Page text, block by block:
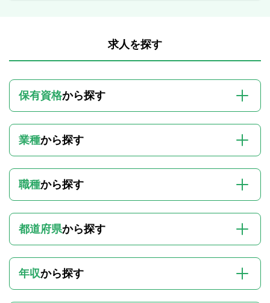
求人を探す
保有資格から探す
業種から探す
職種から探す
都道府県から探す
年収から探す